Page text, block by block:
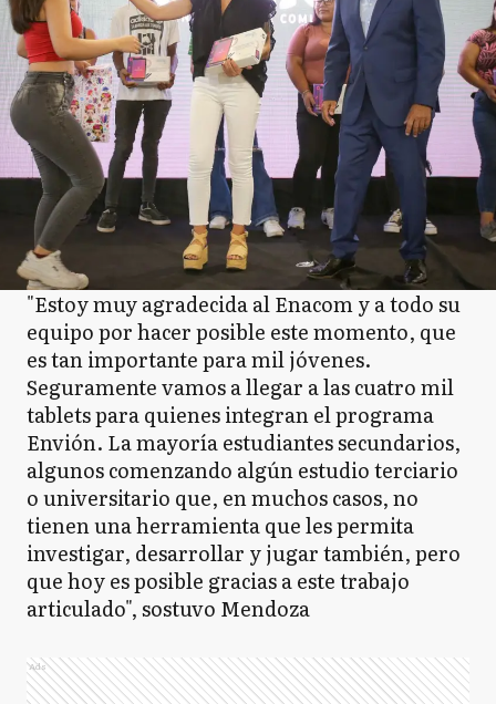
"Estoy muy agradecida al Enacom y a todo su
equipo por hacer posible este momento, que
es tan importante para mil jóvenes.
Seguramente vamos a llegar a las cuatro mil
tablets para quienes integran el programa
Envión. La mayoría estudiantes secundarios,
algunos comenzando algún estudio terciario
o universitario que, en muchos casos, no
tienen una herramienta que les permita
investigar, desarrollar y jugar también, pero
que hoy es posible gracias a este trabajo
articulado", sostuvo Mendoza
Ads